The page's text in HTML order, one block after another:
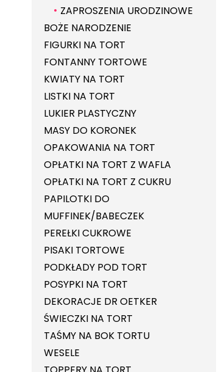
ZAPROSZENIA URODZINOWE
BOŻE NARODZENIE
FIGURKI NA TORT
FONTANNY TORTOWE
KWIATY NA TORT
LISTKI NA TORT
LUKIER PLASTYCZNY
MASY DO KORONEK
OPAKOWANIA NA TORT
OPŁATKI NA TORT Z WAFLA
OPŁATKI NA TORT Z CUKRU
PAPILOTKI DO
MUFFINEK/BABECZEK
PEREŁKI CUKROWE
PISAKI TORTOWE
PODKŁADY POD TORT
POSYPKI NA TORT
DEKORACJE DR OETKER
ŚWIECZKI NA TORT
TAŚMY NA BOK TORTU
WESELE